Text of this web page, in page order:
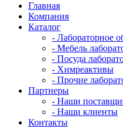
Главная
Компания
Каталог
- Лабораторное
- Мебель
- Посуда
- Химреактивы
- Прочие
Партнеры
- Наши
- Наши клиенты
Контакты